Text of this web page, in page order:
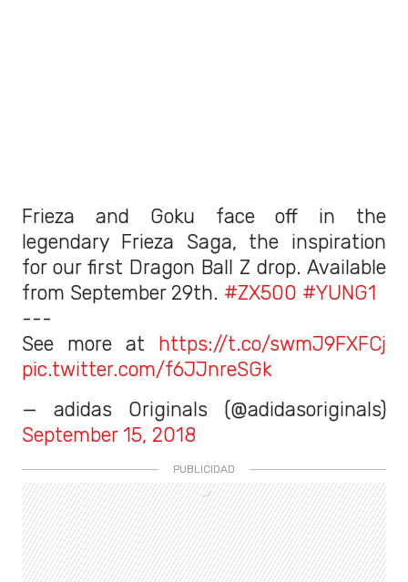
Frieza and Goku face off in the
legendary Frieza Saga, the inspiration
for our first Dragon Ball Z drop. Available
from September 29th. #ZX500 #YUNG1
---
See more at
https://t.co/swmJ9FXFCj
pic.twitter.com/f6JJnreSGk
— adidas Originals (@adidasoriginals)
September 15, 2018